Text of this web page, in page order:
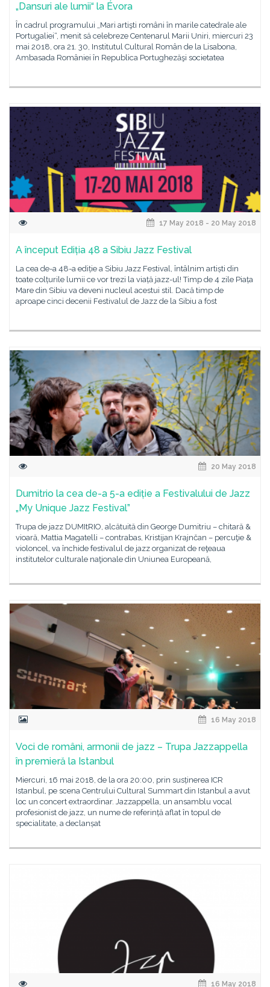
„Dansuri ale lumii“ la Évora
În cadrul programului „Mari artişti români în marile catedrale ale
Portugaliei“, menit să celebreze Centenarul Marii Uniri, miercuri 23
mai 2018, ora 21. 30, Institutul Cultural Român de la Lisabona,
Ambasada României în Republica Portughezăşi societatea
17 May 2018 - 20 May 2018
A început Ediția 48 a Sibiu Jazz Festival
La cea de-a 48-a ediție a Sibiu Jazz Festival, întâlnim artiști din
toate colțurile lumii ce vor trezi la viață jazz-ul! Timp de 4 zile Piața
Mare din Sibiu va deveni nucleul acestui stil. Dacă timp de
aproape cinci decenii Festivalul de Jazz de la Sibiu a fost
20 May 2018
Dumitrio la cea de-a 5-a ediție a Festivalului de Jazz
„My Unique Jazz Festival”
Trupa de jazz DUMItRIO, alcătuită din George Dumitriu – chitară &
vioară, Mattia Magatelli – contrabas, Kristijan Krajnčan – percuţie &
violoncel, va închide festivalul de jazz organizat de reţeaua
institutelor culturale naţionale din Uniunea Europeană,
16 May 2018
Voci de români, armonii de jazz – Trupa Jazzappella
în premieră la Istanbul
Miercuri, 16 mai 2018, de la ora 20:00, prin susținerea ICR
Istanbul, pe scena Centrului Cultural Summart din Istanbul a avut
loc un concert extraordinar. Jazzappella, un ansamblu vocal
profesionist de jazz, un nume de referință aflat în topul de
specialitate, a declanșat
16 May 2018